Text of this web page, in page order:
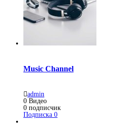
Music Channel
admin
0 Видео
0 подписчик
Подписка 0